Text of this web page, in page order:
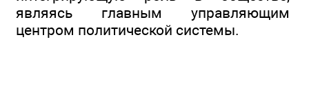
являясь главным управляющим
центром политической системы.